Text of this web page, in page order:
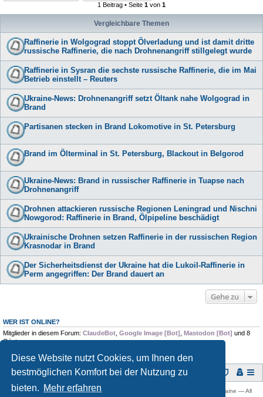
Diese Website nutzt Cookies, um Ihnen den
bestmöglichen Komfort bei der Nutzung zu
bieten.
Mehr erfahren
1 Beitrag • Seite 1 von 1
Vergleichbare Themen
Raffinerie in Wolgograd stoppt Ölverladung und ist damit dritte
russische Raffinerie, die nach Drohnenangriff stillgelegt wurde
Raffinerie in Sysran die sechste russische Raffinerie, die im Mai
Betrieb einstellt – Reuters
Ukraine-News: Drohnenangriff setzt Öltank nahe Wolgograd in
Brand
Partisanen stecken in Brand Lokomotive in St. Petersburg
Brand im Ölterminal in St. Petersburg, Blackout in Belgorod
Ukraine-News: Brand in russischer Raffinerie in Tuapse nach
Drohnenangriff
Drohnen attackieren russische Regionen Leningrad und Nischni
Nowgorod: Raffinerie in Brand, Ölpipeline beschädigt
Ukrainische Drohnen setzen Raffinerie in der russischen Region
Krasnodar in Brand
Der Sicherheitsdienst der Ukraine hat die Lukoil-Raffinerie in
Perm angegriffen: Der Brand dauert an
Gehe zu
WER IST ONLINE?
Mitglieder in diesem Forum: ClaudeBot Google Image [Bot] Mastodon [Bot] und 8
Gäste
Foren-Übersicht
Copyright © 2009 -2026 Ukraine-Forum: Infos, Tipps und Diskussionen zur Ukraine — All